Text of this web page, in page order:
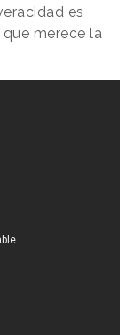
es
merece la